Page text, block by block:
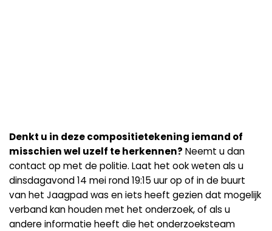
Denkt u in deze compositietekening iemand of
misschien wel uzelf te herkennen? Neemt u dan
contact op met de politie. Laat het ook weten als u
dinsdagavond 14 mei rond 19:15 uur op of in de buurt
van het Jaagpad was en iets heeft gezien dat mogelijk
verband kan houden met het onderzoek, of als u
andere informatie heeft die het onderzoeksteam